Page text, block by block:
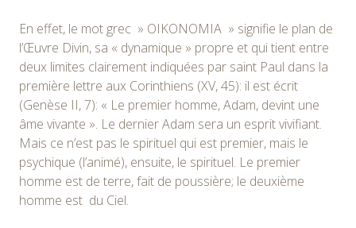
En effet, le mot grec » OIKONOMIA » signifie le plan de
l’Œuvre Divin, sa « dynamique » propre et qui tient entre
deux limites clairement indiquées par saint Paul dans la
première lettre aux Corinthiens (XV, 45): il est écrit
(Genèse II, 7): « Le premier homme, Adam, devint une
âme vivante ». Le dernier Adam sera un esprit vivifiant.
Mais ce n’est pas le spirituel qui est premier, mais le
psychique (l’animé), ensuite, le spirituel. Le premier
homme est de terre, fait de poussière; le deuxième
homme est du Ciel.